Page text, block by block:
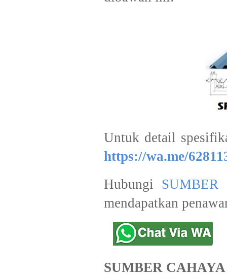
Untuk detail
https://wa.me/
Hubungi SUMBER
mendapatkan
SUMBER